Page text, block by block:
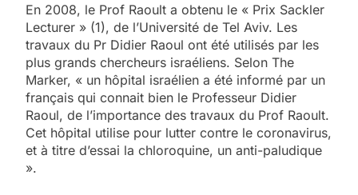
En 2008, le Prof Raoult a obtenu le « Prix Sackler
Lecturer » (1), de l’Université de Tel Aviv. Les
travaux du Pr Didier Raoul ont été utilisés par les
plus grands chercheurs israéliens. Selon The
Marker, « un hôpital israélien a été informé par un
français qui connait bien le Professeur Didier
Raoul, de l’importance des travaux du Prof Raoult.
Cet hôpital utilise pour lutter contre le coronavirus,
et à titre d’essai la chloroquine, un anti-paludique
».